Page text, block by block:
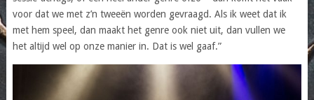
voor dat we met z’n tweeën worden gevraagd. Als ik weet dat ik
met hem speel, dan maakt het genre ook niet uit, dan vullen we
het altijd wel op onze manier in. Dat is wel gaaf.”